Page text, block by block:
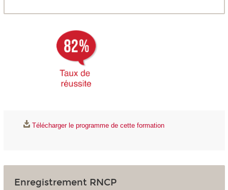
Télécharger le programme de cette formation
Enregistrement RNCP